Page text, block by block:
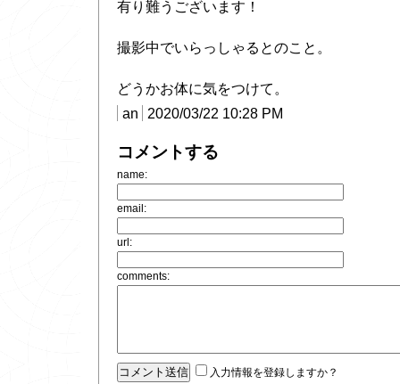
有り難うございます！
撮影中でいらっしゃるとのこと。
どうかお体に気をつけて。
an
2020/03/22 10:28 PM
コメントする
name:
email:
url:
comments:
入力情報を登録しますか？